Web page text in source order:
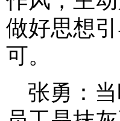
做好思想
可。
张勇：